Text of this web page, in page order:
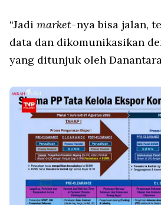
“Jadi market-nya bisa jalan,
data dan dikomunikasikan
yang ditunjuk oleh